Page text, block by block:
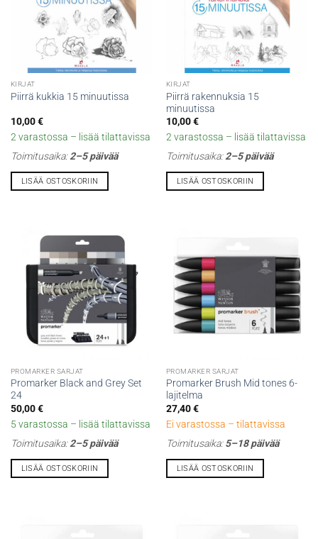
KIRJAT
Piirrä kukkia 15 minuutissa
10,00€
2 varastossa – lisää tilattavissa
Toimitusaika:2–5 päivää
LISÄÄ OSTOSKORIIN
KIRJAT
Piirrä rakennuksia 15
minuutissa
10,00€
2 varastossa – lisää tilattavissa
Toimitusaika:2–5 päivää
LISÄÄ OSTOSKORIIN
PROMARKER SARJAT
Promarker Black and Grey Set
24
50,00€
5 varastossa – lisää tilattavissa
Toimitusaika:2–5 päivää
LISÄÄ OSTOSKORIIN
PROMARKER SARJAT
Promarker Brush Mid tones 6-
lajitelma
27,40€
Ei varastossa – tilattavissa
Toimitusaika:5–18 päivää
LISÄÄ OSTOSKORIIN